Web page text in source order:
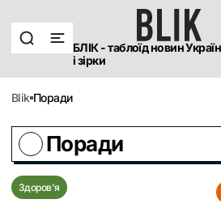
БЛІК - таблоїд новин
і зірки
blik Поради
Поради
Здоров'я